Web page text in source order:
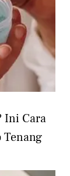
Ini Cara
Tenang